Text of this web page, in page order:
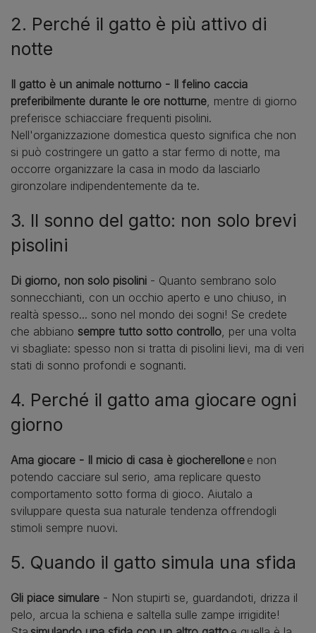
2. Perché il gatto è più attivo di
notte
Il gatto è un animale notturno - Il felino caccia
preferibilmente durante le ore notturne , mentre di giorno
preferisce schiacciare frequenti pisolini.
Nell'organizzazione domestica questo significa che non
si può costringere un gatto a star fermo di notte, ma
occorre organizzare la casa in modo da lasciarlo
gironzolare indipendentemente da te.
3. Il sonno del gatto: non solo brevi
pisolini
Di giorno, non solo pisolini - Quanto sembrano solo
sonnecchianti, con un occhio aperto e uno chiuso, in
realtà spesso... sono nel mondo dei sogni! Se credete
che abbiano sempre tutto sotto controllo , per una volta
vi sbagliate: spesso non si tratta di pisolini lievi, ma di veri
stati di sonno profondi e sognanti.
4. Perché il gatto ama giocare ogni
giorno
Ama giocare - Il micio di casa è giocherellone e non
potendo cacciare sul serio, ama replicare questo
comportamento sotto forma di gioco. Aiutalo a
sviluppare questa sua naturale tendenza offrendogli
stimoli sempre nuovi.
5. Quando il gatto simula una sfida
Gli piace simulare - Non stupirti se, guardandoti, drizza il
pelo, arcua la schiena e saltella sulle zampe irrigidite!